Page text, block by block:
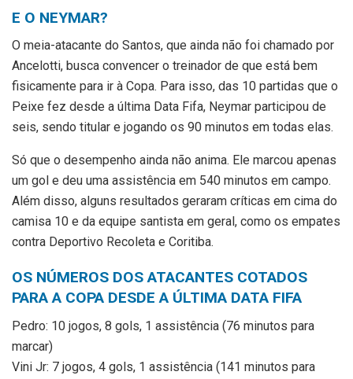
E O NEYMAR?
O meia-atacante do Santos, que ainda não foi chamado por
Ancelotti, busca convencer o treinador de que está bem
fisicamente para ir à Copa. Para isso, das 10 partidas que o
Peixe fez desde a última Data Fifa, Neymar participou de
seis, sendo titular e jogando os 90 minutos em todas elas.
Só que o desempenho ainda não anima. Ele marcou apenas
um gol e deu uma assistência em 540 minutos em campo.
Além disso, alguns resultados geraram críticas em cima do
camisa 10 e da equipe santista em geral, como os empates
contra Deportivo Recoleta e Coritiba.
OS NÚMEROS DOS ATACANTES COTADOS
PARA A COPA DESDE A ÚLTIMA DATA FIFA
Pedro: 10 jogos, 8 gols, 1 assistência (76 minutos para
marcar)
Vini Jr: 7 jogos, 4 gols, 1 assistência (141 minutos para